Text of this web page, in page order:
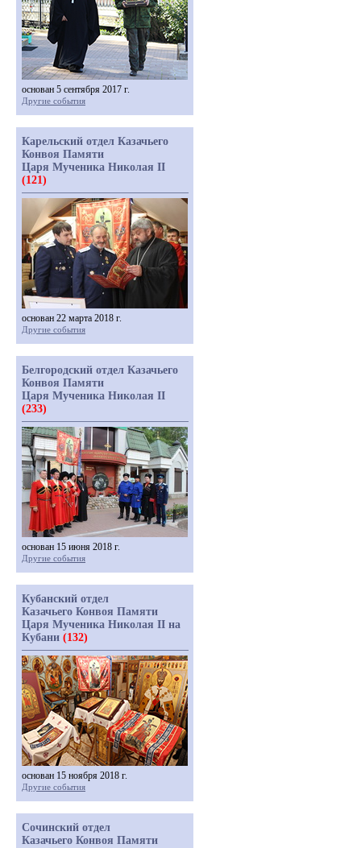
основан 5 сентября 2017 г.
Другие события
Карельский отдел Казачьего
Конвоя Памяти
Царя Мученика Николая II
(121)
основан 22 марта 2018 г.
Другие события
Белгородский отдел Казачьего
Конвоя Памяти
Царя Мученика Николая II
(233)
основан 15 июня 2018 г.
Другие события
Кубанский отдел
Казачьего Конвоя Памяти
Царя Мученика Николая II на
Кубани (132)
основан 15 ноября 2018 г.
Другие события
Сочинский отдел
Казачьего Конвоя Памяти